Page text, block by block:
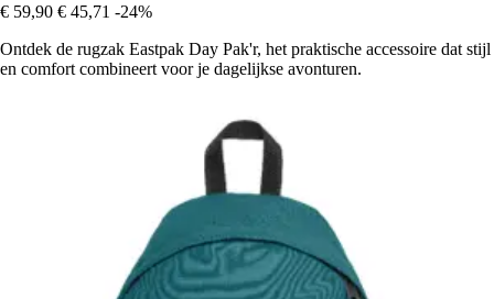
€ 59,90 € 45,71 -24%
Ontdek de rugzak Eastpak Day Pak'r, het praktische accessoire dat stijl
en comfort combineert voor je dagelijkse avonturen.